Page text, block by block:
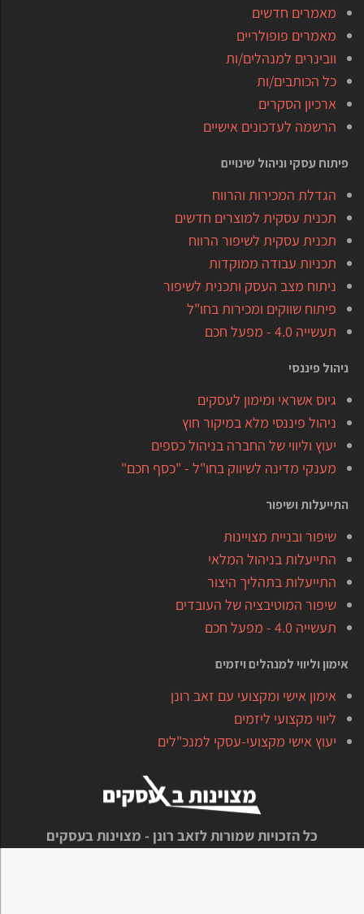
מאמרים חדשים
מאמרים פופולריים
וובינרים למנהלים/ות
כל הכותבים/ות
ארכיון הסקרים
הרשמה לעדכונים אישיים
פיתוח עסקי וניהול שינויים
הגדלת המכירות והרווח
תכנית עסקית למוצרים חדשים
תכנית עסקית לשיפור הרווח
תכניות עבודה ממוקדות
ניתוח מצב העסק ותכנית לשיפור
פיתוח שווקים ומכירות בחו"ל
תעשייה 4.0 - מפעל חכם
ניהול פיננסי
גיוס אשראי ומימון לעסקים
ניהול פיננסי מלא במיקור חוץ
יעוץ וליווי של החברה בניהול כספים
מענקי מדינה לשיווק בחו"ל - "כסף חכם"
התייעלות ושיפור
שיפור ובניית מצויינות
התייעלות בניהול המלאי
התייעלות בתהליך היצור
שיפור המוטיבציה של העובדים
תעשייה 4.0 - מפעל חכם
אימון וליווי למנהלים ויזמים
אימון אישי ומקצועי עם זאב רונן
ליווי מקצועי ליזמים
יעוץ אישי מקצועי-עסקי למנכ"לים
כל הזכויות שמורות לזאב רונן - מצוינות בעסקים